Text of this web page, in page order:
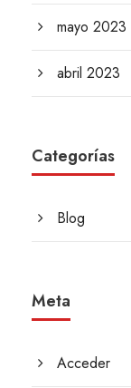
mayo 2023
abril 2023
Categorías
Blog
Meta
Acceder